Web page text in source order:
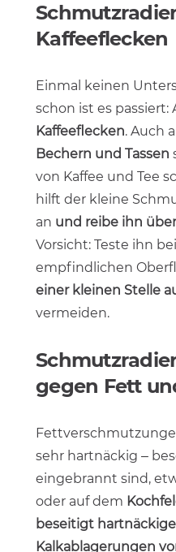
Kaffeeflecken
Einmal keinen
schon ist es passiert:
Kaffeeflecken. Auch
Bechern und Tassen
von Kaffee und Tee
hilft der kleine
an und reibe ihn
Vorsicht: Teste ihn
empfindlichen
einer kleinen Stelle
vermeiden.
gegen Fett
sehr hartnäckig –
eingebrannt sind,
oder auf dem
beseitigt hartnäckige
Kalkablagerungen